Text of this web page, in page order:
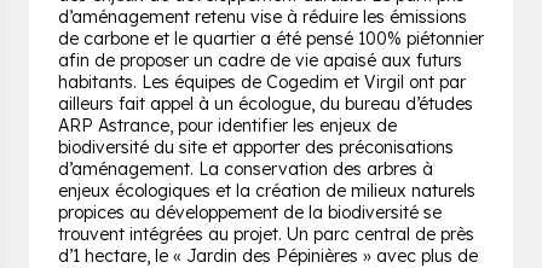
d’aménagement retenu vise à réduire les émissions
de carbone et le quartier a été pensé 100% piétonnier
afin de proposer un cadre de vie apaisé aux futurs
habitants. Les équipes de Cogedim et Virgil ont par
ailleurs fait appel à un écologue, du bureau d’études
ARP Astrance, pour identifier les enjeux de
biodiversité du site et apporter des préconisations
d’aménagement. La conservation des arbres à
enjeux écologiques et la création de milieux naturels
propices au développement de la biodiversité se
trouvent intégrées au projet. Un parc central de près
d’1 hectare, le « Jardin des Pépinières » avec plus de